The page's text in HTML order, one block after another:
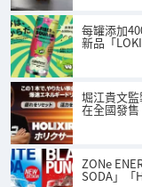
每罐添加
新品「
堀江貴文
在全國發售
ZONe
SODA」「